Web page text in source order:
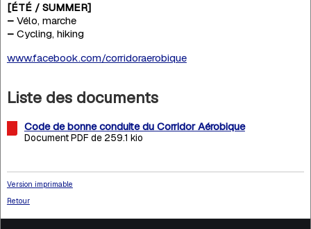
[ÉTÉ / SUMMER]
–Vélo, marche
–Cycling, hiking
www.facebook.com/corridoraerobique
Liste des documents
Code de bonne conduite du Corridor Aérobique
Document PDF de 259.1 kio
Version imprimable
Retour